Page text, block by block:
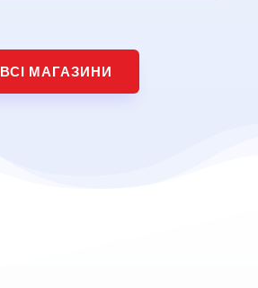
ВСІ МАГАЗИНИ